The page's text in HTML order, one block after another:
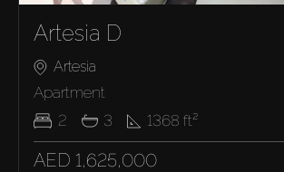
Artesia D
Artesia
Apartment
2
3 1368 ft²
AED 1,625,000